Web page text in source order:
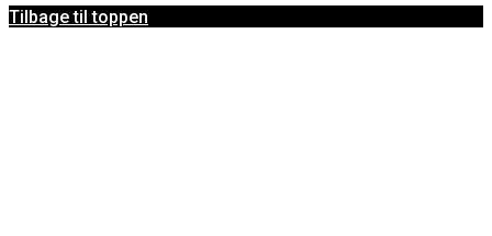
Tilbage til toppen